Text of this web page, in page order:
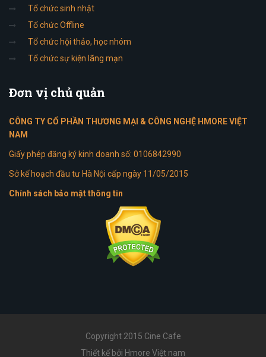
Tổ chức sinh nhật
Tổ chức Offline
Tổ chức hội thảo, học nhóm
Tổ chức sự kiện lãng mạn
Đơn vị chủ quản
CÔNG TY CỔ PHẦN THƯƠNG MẠI & CÔNG NGHỆ HMORE VIỆT
NAM
Giấy phép đăng ký kinh doanh số: 0106842990
Sở kế hoạch đầu tư Hà Nội cấp ngày 11/05/2015
Chính sách bảo mật thông tin
Copyright 2015 Cine Cafe
Thiết kế bởi Hmore Việt nam